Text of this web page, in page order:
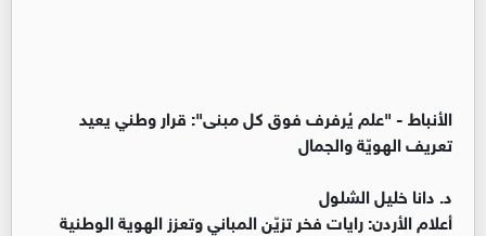
الأنباط -"علم يُرفرف فوق كل مبنى": قرار وطني يعيد
تعريف الهويّة والجمال
د. دانا خليل الشلول
أعلام الأردن: رايات فخر تزيّن المباني وتعزز الهوية الوطنية